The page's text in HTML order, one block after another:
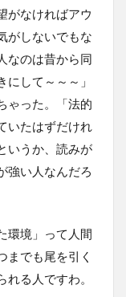
がなければアウ
がしないでもな
なのは昔から同
して～～～」
ゃった。「法的
いたはずだけれ
いうか、読みが
強い人なんだろ
環境」って人間
までも尾を引く
る人ですわ。